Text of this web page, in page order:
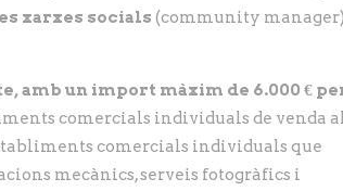
xarxes socials (community manager)
amb un import màxim de 6.000 €
comercials individuals de venda
comercials individuals que
mecànics, serveis fotogràfics i